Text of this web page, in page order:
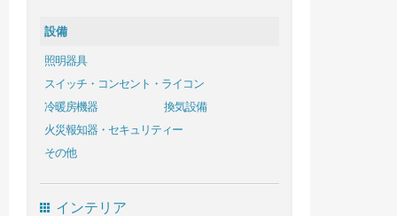
設備
照明器具
スイッチ・コンセント・ライコン
冷暖房機器
換気設備
火災報知器・セキュリティー
その他
インテリア